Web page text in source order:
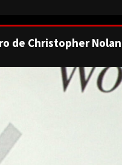
de Christopher Nolan